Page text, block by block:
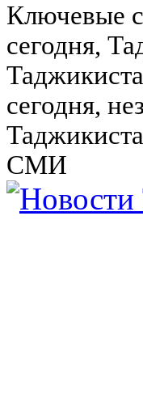
Ключевые
сегодня,
сегодня,
СМИ